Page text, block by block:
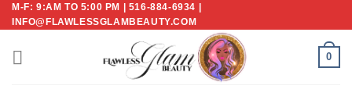
Skip
to
content
M-F: 9:AM TO 5:00 PM | 516-884-6934 |
INFO@FLAWLESSGLAMBEAUTY.COM
0